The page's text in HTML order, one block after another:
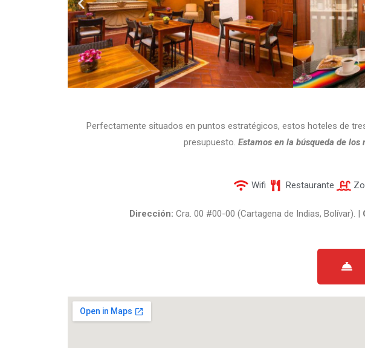
Perfectamente situados en puntos estratégicos, estos hoteles de
presupuesto. Estamos en la búsqueda de
Wifi Restaurante
Dirección: Cra. 00 #00-00 (Cartagena de Indias, Bolívar). |